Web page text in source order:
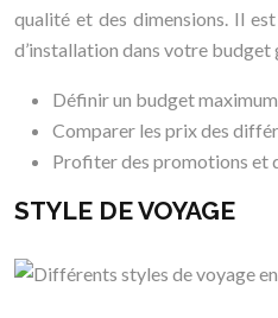
qualité et des dimensions. Il
d’installation dans votre
Définir un budget maximum
Comparer les prix des
Profiter des promotions et
STYLE DE VOYAGE